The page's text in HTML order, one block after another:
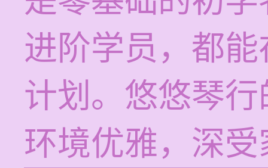
进阶学员，都
计划。悠悠琴
环境优雅，深